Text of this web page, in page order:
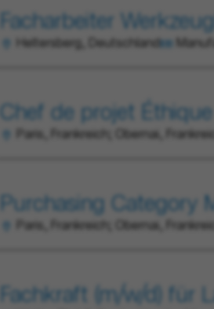
Facharbeiter
Heltersberg, Deutschland
Chef de projet Éthique
Paris, Frankreich; Obernai,
Purchasing Category
Paris, Frankreich; Obernai,
Fachkraft (m/w/d) für